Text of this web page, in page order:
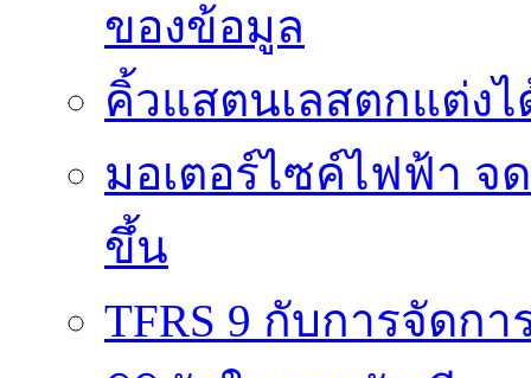
ของข้อมูล
คิ้วแสตนเลสตกแต่ง
มอเตอร์ไซค์ไฟฟ้า จ
ขึ้น
TFRS 9 กับการจัดก